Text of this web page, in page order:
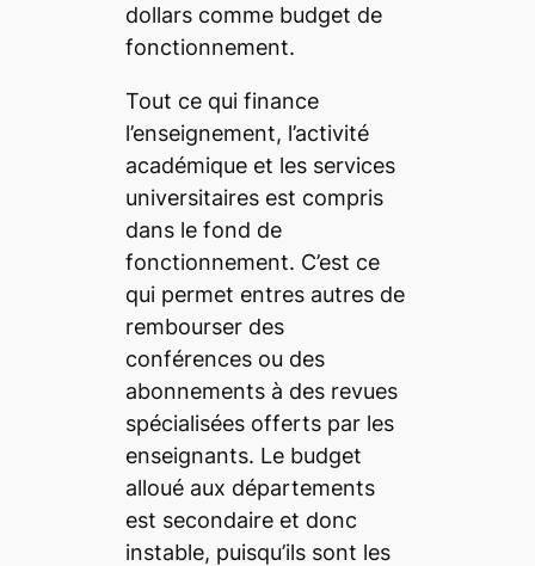
dollars comme budget de
fonctionnement.
Tout ce qui finance
l’enseignement, l’activité
académique et les services
universitaires est compris
dans le fond de
fonctionnement. C’est ce
qui permet entres autres de
rembourser des
conférences ou des
abonnements à des revues
spécialisées offerts par les
enseignants. Le budget
alloué aux départements
est secondaire et donc
instable, puisqu’ils sont les